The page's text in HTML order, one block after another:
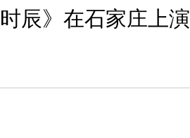
辰》在石家庄上演